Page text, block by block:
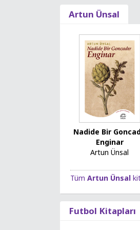
Artun Ünsal
Nadide Bir
Enginar
Artun Ünsal
Tüm Artun Ünsal
Futbol Kitapları